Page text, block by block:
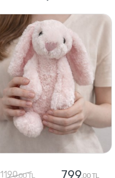
1190,00 TL ,00 TL